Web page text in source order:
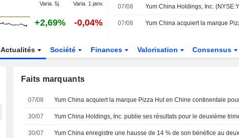
Varia. 5j. Varia. 1 janv.
+2,69% -0,04%
07/08
07/08
Actualités Société Finances Valorisation Consensus
Faits marquants
07/08
30/07
30/07